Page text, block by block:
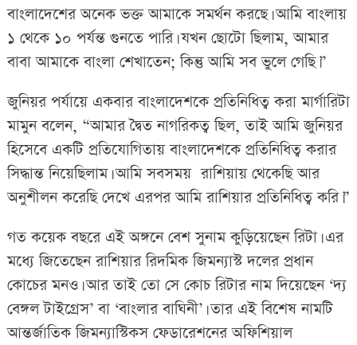
বাংলাদেশের অনেক ভক্ত আমাকে সমর্থন করছে। আমি বাংলায়
১ থেকে ১০ পর্যন্ত গুনতে পারি। যখন ছোটো ছিলাম, আমার
বাবা আমাকে বাংলা শেখাতেন; কিন্তু আমি সব ভুলে গেছি।”
জুনিয়র পর্যায়ে একবার বাংলাদেশকে প্রতিনিধিত্ব করা মার্গারিটা
মামুন বলেন, “আমার দ্বৈত নাগরিকত্ব ছিল, তাই আমি জুনিয়র
হিসেবে একটি প্রতিযোগিতায় বাংলাদেশকে প্রতিনিধিত্ব করার
সিদ্ধান্ত নিয়েছিলাম। আমি সবসময় রাশিয়ায় থেকেছি আর
অনুশীলন করেছি দেখে এরপর আমি রাশিয়ার প্রতিনিধিত্ব করি।”
গত কয়েক বছরে এই অঙ্গনে বেশ সুনাম কুড়িয়েছেন রিটা। এর
মধ্যে জিতেছেন রাশিয়ার রিদমিক জিমন্যাস্ট দলের প্রধান
কোচের মনও। আর তাই তো সে কোচ রিটার নাম দিয়েছেন ‘দ্য
বেঙ্গল টাইগ্রেস’ বা ‘বাংলার বাঘিনী’। তার এই বিশেষ নামটি
আন্তর্জাতিক জিমন্যাস্টিকস ফেডারেশনের অফিশিয়াল